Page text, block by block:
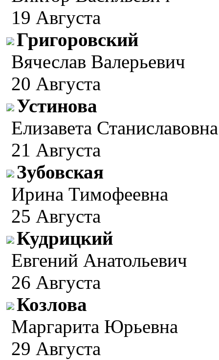
19 Августа
Григоровский
Вячеслав Валерьевич
20 Августа
Устинова
Елизавета Станиславовна
21 Августа
Зубовская
Ирина Тимофеевна
25 Августа
Кудрицкий
Евгений Анатольевич
26 Августа
Козлова
Маргарита Юрьевна
29 Августа